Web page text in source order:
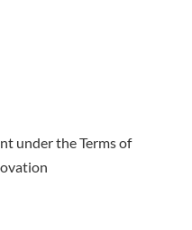
under the Terms of